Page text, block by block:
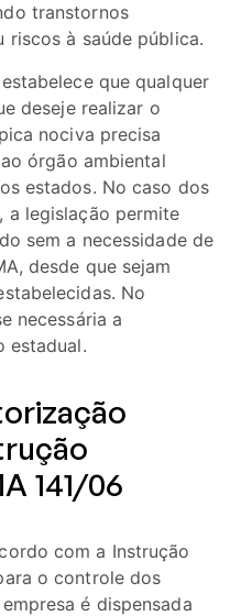
transtornos
riscos à saúde pública.
que qualquer
deseje realizar o
nociva precisa
órgão ambiental
estados. No caso dos
a legislação permite
sem a necessidade de
desde que sejam
No
necessária a
estadual.
141/06
com a Instrução
o controle dos
é dispensada